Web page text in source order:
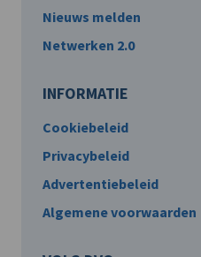
Nieuws melden
Netwerken 2.0
INFORMATIE
Cookiebeleid
Privacybeleid
Advertentiebeleid
Algemene voorwaarden